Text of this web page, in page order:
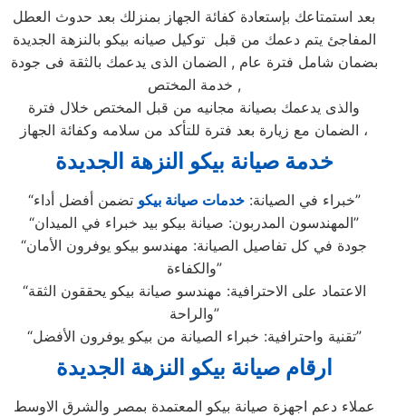
بعد استمتاعك بإستعادة كفائة الجهاز بمنزلك بعد حدوث العطل
المفاجئ يتم دعمك من قبل توكيل صيانه بيكو بالنزهة الجديدة
بضمان شامل فترة عام , الضمان الذى يدعمك بالثقة فى جودة
خدمة المختص ,
والذى يدعمك بصيانة مجانيه من قبل المختص خلال فترة
الضمان مع زيارة بعد فترة للتأكد من سلامه وكفائة الجهاز ،
خدمة صيانة بيكو النزهة الجديدة
“خبراء في الصيانة:خدمات صيانة بيكو
تضمن أفضل أداء”
“المهندسون المدربون: صيانة بيكو بيد خبراء في الميدان”
“جودة في كل تفاصيل الصيانة: مهندسو بيكو يوفرون الأمان
والكفاءة”
“الاعتماد على الاحترافية: مهندسو صيانة بيكو يحققون الثقة
والراحة”
“تقنية واحترافية: خبراء الصيانة من بيكو يوفرون الأفضل”
ارقام صيانة بيكو النزهة الجديدة
عملاء دعم اجهزة صيانة بيكو المعتمدة بمصر والشرق الاوسط